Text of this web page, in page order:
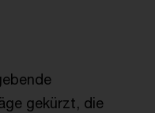
gekürzt, die